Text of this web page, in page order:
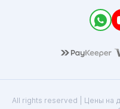
All rights reserved | Цены на